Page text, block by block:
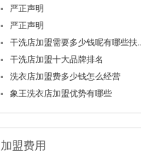
严正声明
严正声明
干洗店加盟需要多少钱呢有哪些扶
干洗店加盟十大品牌排名
洗衣店加盟费多少钱怎么经营
象王洗衣店加盟优势有哪些
加盟费用